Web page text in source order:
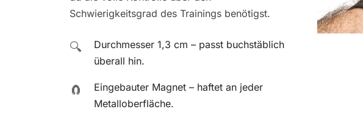
Schwierigkeitsgrad des Trainings benötigst.
🔍
Durchmesser 1,3 cm – passt buchstäblich
überall hin.
🧲
Eingebauter Magnet – haftet an jeder
Metalloberfläche.